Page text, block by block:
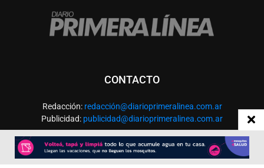
CONTACTO
Redacción: redacción@diarioprimeralinea.com.ar
Publicidad: publicidad@diarioprimeralinea.com.ar
Dirección:Av. San Martín 317 - Resistencia - Chaco - Arg